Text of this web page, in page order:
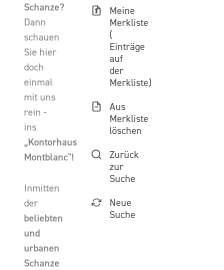
Schanze?
Dann
schauen
Sie hier
doch
einmal
mit uns
rein -
ins
„Kontorhaus
Montblanc"!
Inmitten
der
beliebten
und
urbanen
Schanze
Meine
Merkliste
(
Einträge
auf
der
Merkliste)
Aus
Merkliste
löschen
Zurück
zur
Suche
Neue
Suche